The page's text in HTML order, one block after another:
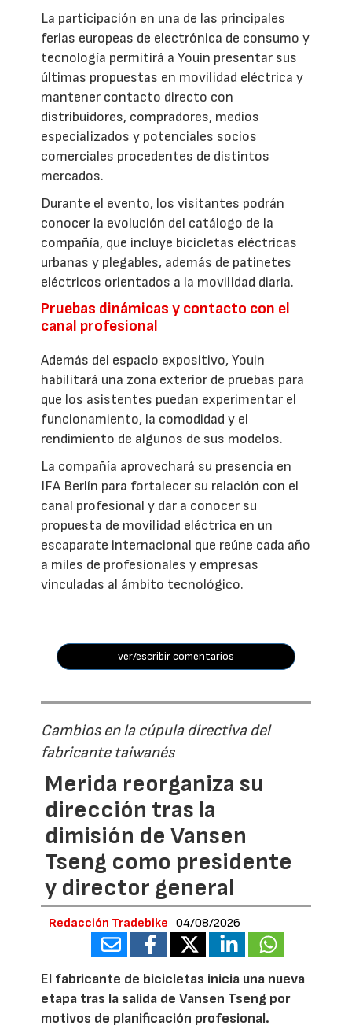
La participación en una de las principales
ferias europeas de electrónica de consumo y
tecnología permitirá a Youin presentar sus
últimas propuestas en movilidad eléctrica y
mantener contacto directo con
distribuidores, compradores, medios
especializados y potenciales socios
comerciales procedentes de distintos
mercados.
Durante el evento, los visitantes podrán
conocer la evolución del catálogo de la
compañía, que incluye bicicletas eléctricas
urbanas y plegables, además de patinetes
eléctricos orientados a la movilidad diaria.
Pruebas dinámicas y contacto con el
canal profesional
Además del espacio expositivo, Youin
habilitará una zona exterior de pruebas para
que los asistentes puedan experimentar el
funcionamiento, la comodidad y el
rendimiento de algunos de sus modelos.
La compañía aprovechará su presencia en
IFA Berlín para fortalecer su relación con el
canal profesional y dar a conocer su
propuesta de movilidad eléctrica en un
escaparate internacional que reúne cada año
a miles de profesionales y empresas
vinculadas al ámbito tecnológico.
ver/escribir comentarios
Cambios en la cúpula directiva del
fabricante taiwanés
Merida reorganiza su
dirección tras la
dimisión de Vansen
Tseng como presidente
y director general
Redacción Tradebike 04/08/2026
El fabricante de bicicletas inicia una nueva
etapa tras la salida de Vansen Tseng por
motivos de planificación profesional.